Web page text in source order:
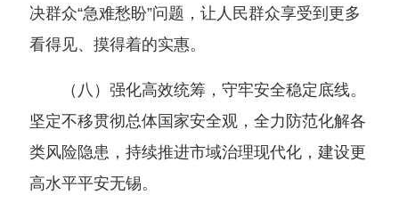
决群众“急难愁盼”问题，让人民群众享受到更多
看得见、摸得着的实惠。
（八）强化高效统筹，守牢安全稳定底线。
坚定不移贯彻总体国家安全观，全力防范化解各
类风险隐患，持续推进市域治理现代化，建设更
高水平平安无锡。